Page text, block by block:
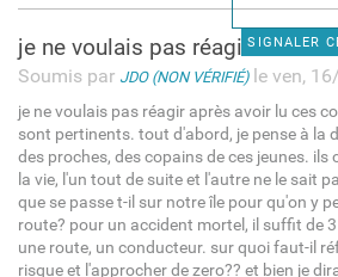
SIGNALER
je ne voulais pas réagir
Soumis par JDO (NON VÉRIFIÉ)le ven,
je ne voulais pas réagir après avoir lu ces
sont pertinents. tout d'abord, je pense à la
des proches, des copains de ces jeunes.
la vie, l'un tout de suite et l'autre ne le sait
que se passe t-il sur notre île pour qu'on y
route? pour un accident mortel, il suffit de
une route, un conducteur. sur quoi faut-il
risque et l'approcher de zero?? et bien je